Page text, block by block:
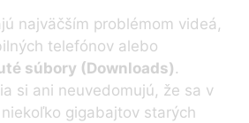
najväčším problémom videá,
telefónov alebo
súbory (Downloads) .
si ani neuvedomujú, že sa v
gigabajtov starých